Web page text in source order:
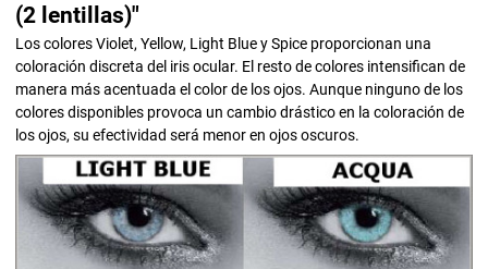
(2 lentillas)"
Los colores Violet, Yellow, Light Blue y Spice proporcionan una
coloración discreta del iris ocular. El resto de colores intensifican de
manera más acentuada el color de los ojos. Aunque ninguno de los
colores disponibles provoca un cambio drástico en la coloración de
los ojos, su efectividad será menor en ojos oscuros.